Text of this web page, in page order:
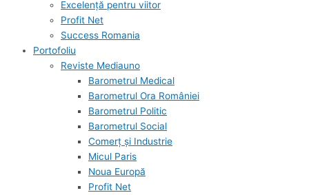
Excelență pentru viitor
Profit Net
Success Romania
Portofoliu
Reviste Mediauno
Barometrul Medical
Barometrul Ora României
Barometrul Politic
Barometrul Social
Comerț și Industrie
Micul Paris
Noua Europă
Profit Net